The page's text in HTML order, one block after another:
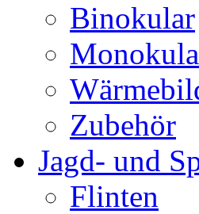
Binokular
Zubehör
Jagd- und
Flinten